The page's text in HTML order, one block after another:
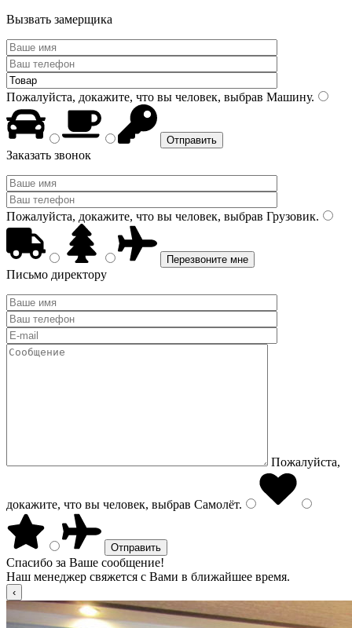
Вызвать замерщика
Пожалуйста, докажите, что вы человек, выбрав Машину.
Заказать звонок
Пожалуйста, докажите, что вы человек, выбрав Грузовик.
Письмо директору
Пожалуйста,
докажите, что вы человек, выбрав Самолёт.
Спасибо за Ваше сообщение!
Наш менеджер свяжется с Вами в ближайшее время.